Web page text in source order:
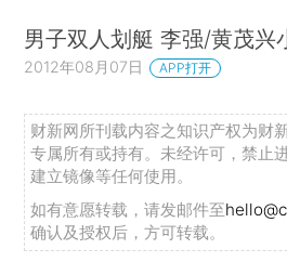
男子双人划艇 李强/黄茂兴
2012年08月07日 APP打开
财新网所刊载内容之知识产权为财
专属所有或持有。未经许可，禁止
建立镜像等任何使用。
如有意愿转载，请发邮件至
确认及授权后，方可转载。